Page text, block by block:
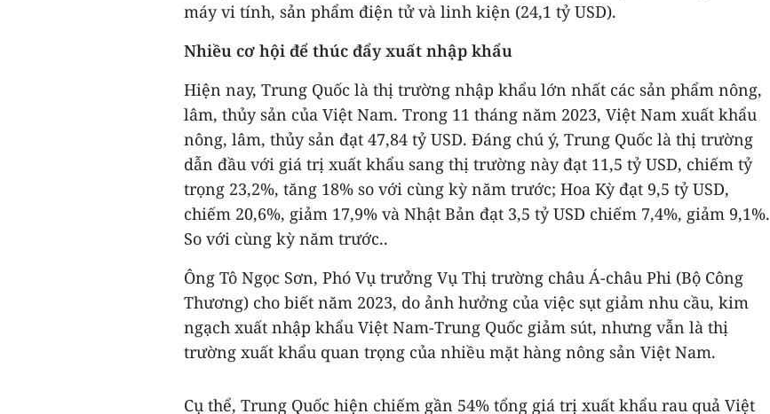
máy vi tính, sản phẩm điện tử và linh kiện (24,1 tỷ USD).
Nhiều cơ hội để thúc đẩy xuất nhập khẩu
Hiện nay, Trung Quốc là thị trường nhập khẩu lớn nhất các sản phẩm nông,
lâm, thủy sản của Việt Nam. Trong 11 tháng năm 2023, Việt Nam xuất khẩu
nông, lâm, thủy sản đạt 47,84 tỷ USD. Đáng chú ý, Trung Quốc là thị trường
dẫn đầu với giá trị xuất khẩu sang thị trường này đạt 11,5 tỷ USD, chiếm tỷ
trọng 23,2%, tăng 18% so với cùng kỳ năm trước; Hoa Kỳ đạt 9,5 tỷ USD,
chiếm 20,6%, giảm 17,9% và Nhật Bản đạt 3,5 tỷ USD chiếm 7,4%, giảm 9,1%.
So với cùng kỳ năm trước..
Ông Tô Ngọc Sơn, Phó Vụ trưởng Vụ Thị trường châu Á-châu Phi (Bộ Công
Thương) cho biết năm 2023, do ảnh hưởng của việc sụt giảm nhu cầu, kim
ngạch xuất nhập khẩu Việt Nam-Trung Quốc giảm sút, nhưng vẫn là thị
trường xuất khẩu quan trọng của nhiều mặt hàng nông sản Việt Nam.
Cụ thể, Trung Quốc hiện chiếm gần 54% tổng giá trị xuất khẩu rau quả Việt